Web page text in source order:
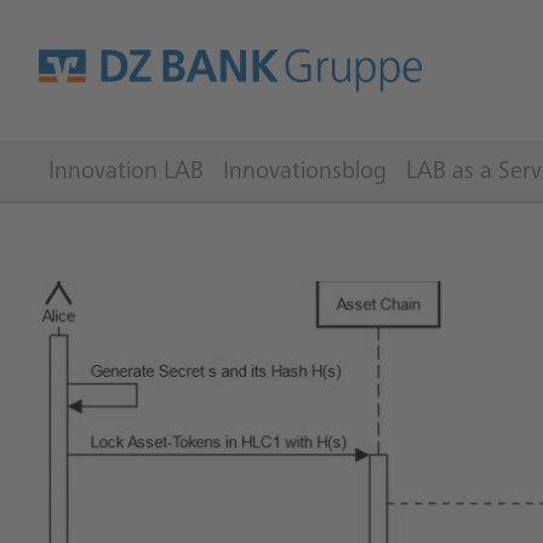
Innovation LAB Innovationsblog LAB as a